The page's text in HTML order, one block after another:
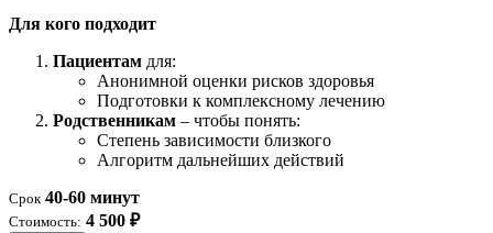
Для кого подходит
Пациентам для:
Анонимной оценки рисков здоровья
Подготовки к комплексному лечению
Родственникам – чтобы понять:
Степень зависимости близкого
Алгоритм дальнейших действий
Срок 40-60 минут
Стоимость: 4 500 ₽